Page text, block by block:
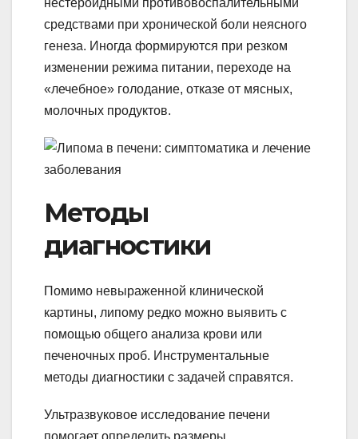
нестероидными противовоспалительными
средствами при хронической боли неясного
генеза. Иногда формируются при резком
изменении режима питании, переходе на
«лечебное» голодание, отказе от мясных,
молочных продуктов.
Методы
диагностики
Помимо невыраженной клинической
картины, липому редко можно выявить с
помощью общего анализа крови или
печеночных проб. Инструментальные
методы диагностики с задачей справятся.
Ультразвуковое исследование печени
помогает определить размеры